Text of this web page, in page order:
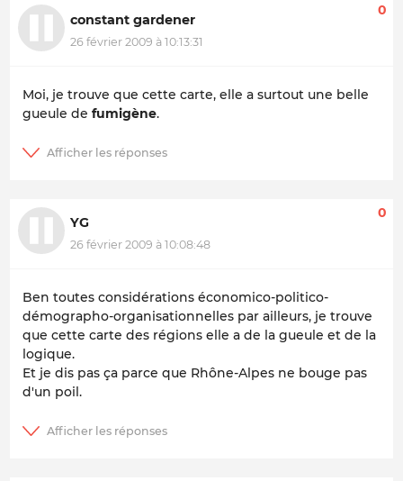
constant gardener
26 février 2009 à 10:13:31
0
Moi, je trouve que cette carte, elle a surtout une belle
gueule de fumigène.
YG
26 février 2009 à 10:08:48
0
Ben toutes considérations économico-politico-
démographo-organisationnelles par ailleurs, je trouve
que cette carte des régions elle a de la gueule et de la
logique.
Et je dis pas ça parce que Rhône-Alpes ne bouge pas
d'un poil.